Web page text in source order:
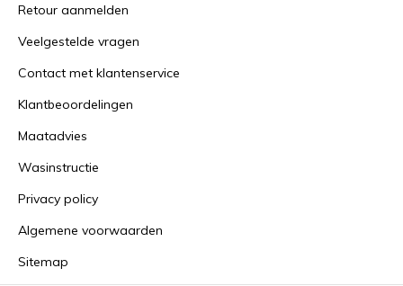
Retour aanmelden
Veelgestelde vragen
Contact met klantenservice
Klantbeoordelingen
Maatadvies
Wasinstructie
Privacy policy
Algemene voorwaarden
Sitemap